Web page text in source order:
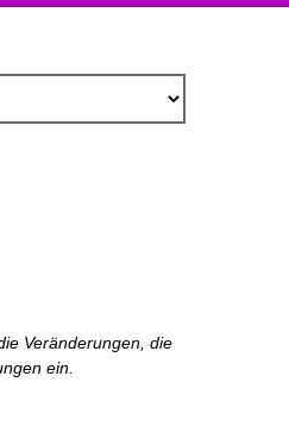
Veränderungen, die
ein.